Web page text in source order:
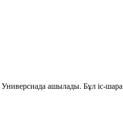
ашылады. Бұл іс-шара